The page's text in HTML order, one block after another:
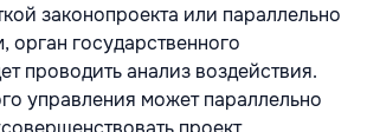
законопроекта или параллельно
орган государственного
проводить анализ воздействия.
управления может параллельно